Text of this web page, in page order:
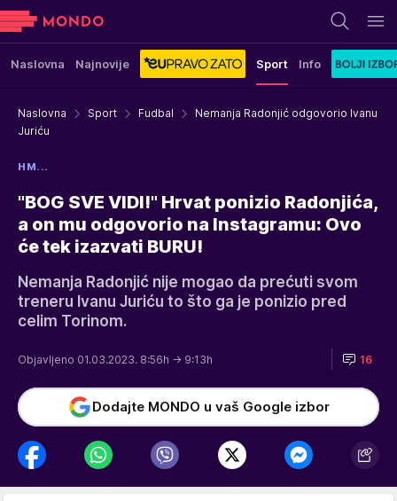
Naslovna Najnovije Sport Info
Naslovna Sport Fudbal
Nemanja Radonjić odgovorio Ivanu
Juriću
HM...
"BOG SVE VIDI!" Hrvat ponizio Radonjića,
a on mu odgovorio na Instagramu: Ovo
će tek izazvati BURU!
Nemanja Radonjić nije mogao da prećuti svom
treneru Ivanu Juriću to što ga je ponizio pred
celim Torinom.
Objavljeno 01.03.2023. 8:56h → 9:13h 16
Dodajte MONDO u vaš Google izbor